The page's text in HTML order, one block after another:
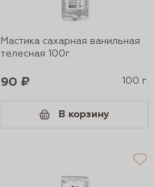
Мастика сахарная ванильная
телесная 100г
90 ₽ 100 г.
В корзину